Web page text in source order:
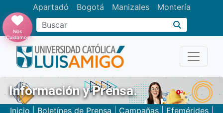
Apartadó Bogotá Manizales Montería
Buscar
Nos
Cuidamos
Información y Prensa.
Inicio Boletínes de Prensa Campañas| Efemérides|